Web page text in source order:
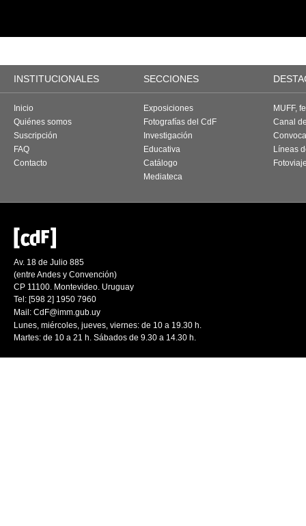
INSTITUCIONALES SECCIONES
Inicio
Quiénes somos
Suscripción
FAQ
Contacto
Exposiciones
Fotografías del CdF
Investigación
Educativa
Catálogo
Mediateca
MUFF,
Canal
Líneas
Av. 18 de Julio 885
(entre Andes y Convención)
CP 11100. Montevideo. Uruguay
Tel: [598 2] 1950 7960
Mail: CdF@imm.gub.uy
Lunes, miércoles, jueves, viernes: de 10 a 19.30 h.
Martes: de 10 a 21 h. Sábados de 9.30 a 14.30 h.